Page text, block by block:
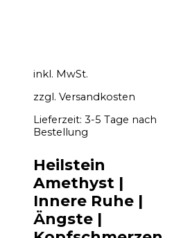
inkl. MwSt.
zzgl. Versandkosten
Lieferzeit: 3-5 Tage nach
Bestellung
Heilstein
Amethyst |
Innere Ruhe |
Ängste |